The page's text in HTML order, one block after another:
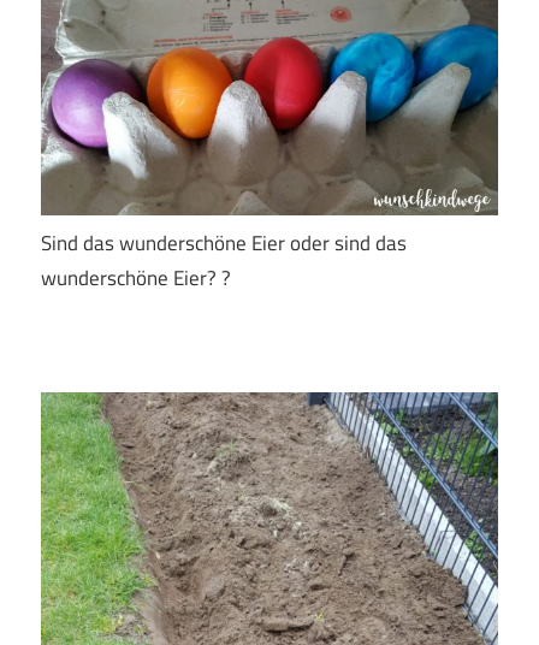
Sind das wunderschöne Eier oder sind das
wunderschöne Eier? ?